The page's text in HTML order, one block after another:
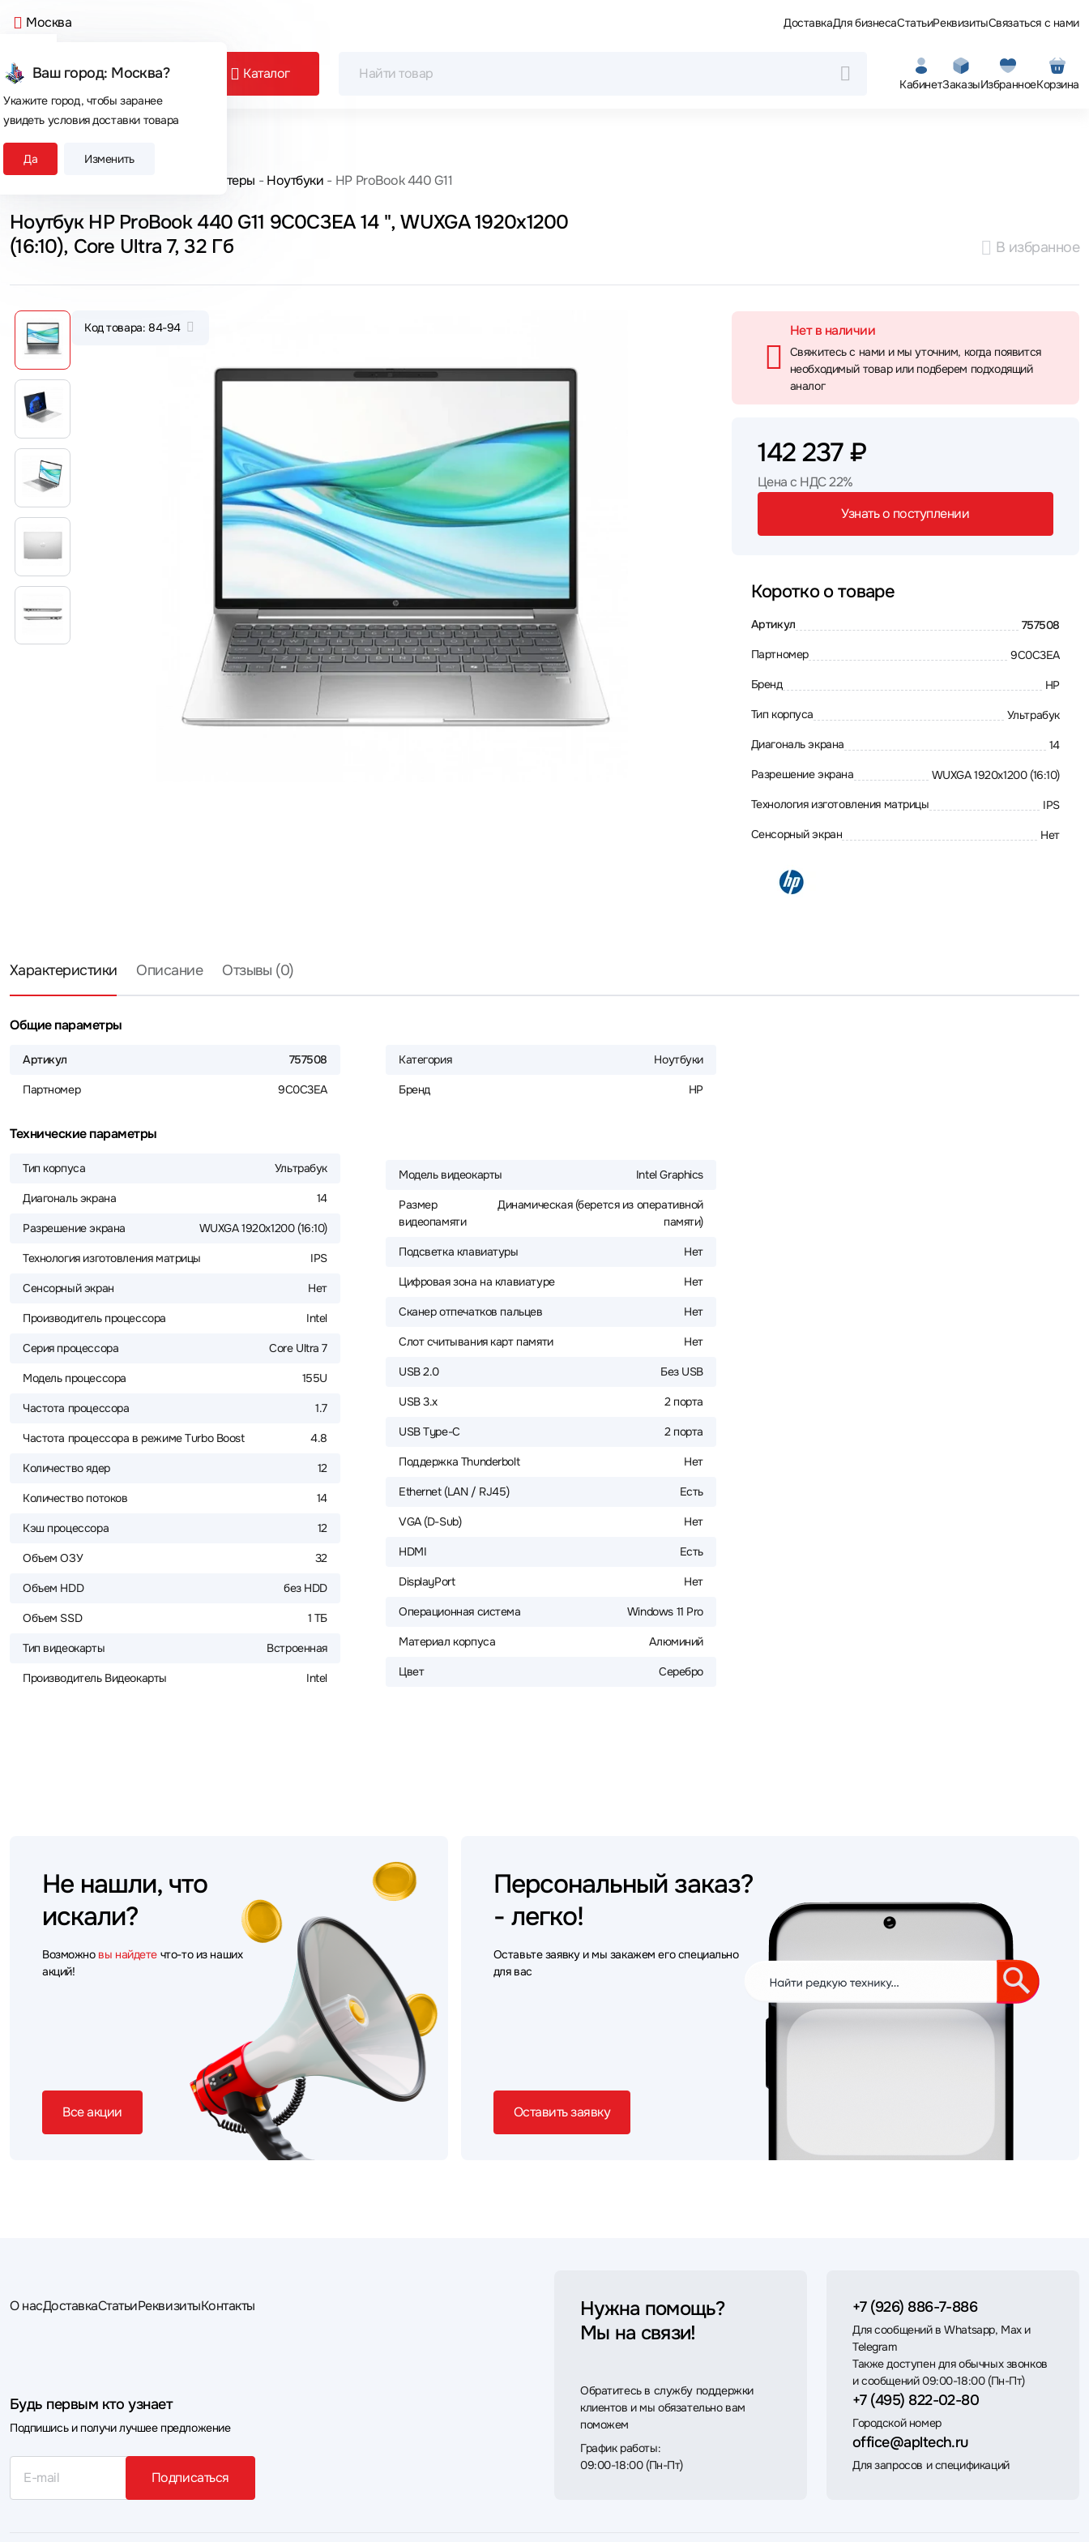
Москва
Ваш город: Москва?
Укажите город, чтобы заранее
увидеть условия доставки товара
Да Изменить
ДоставкаДля бизнесаСтатьиРеквизитыСвязаться с нами
Каталог
КабинетЗаказыИзбранноеКорзина
Сегодня покупают
Главная Компьютеры Ноутбуки HP ProBook 440 G11
Ноутбук HP ProBook 440 G11 9C0C3EA 14 ", WUXGA 1920x1200
(16:10), Core Ultra 7, 32 Гб
В избранное
Код товара: 84-94 Нет в наличии
Свяжитесь с нами и мы уточним, когда появится
необходимый товар или подберем подходящий
аналог
142 237 ₽
Цена с НДС 22%
Узнать о поступлении
Коротко о товаре
Артикул 757508
Партномер 9C0C3EA
Бренд HP
Тип корпуса Ультрабук
Диагональ экрана 14
Разрешение экрана WUXGA 1920x1200 (16:10)
Технология изготовления матрицы IPS
Сенсорный экран Нет
Характеристики Описание Отзывы (0)
Общие параметры
Артикул 757508
Партномер 9C0C3EA
Категория Ноутбуки
Бренд HP
Технические параметры
Тип корпуса Ультрабук
Диагональ экрана 14
Разрешение экрана WUXGA 1920x1200 (16:10)
Технология изготовления матрицы IPS
Сенсорный экран Нет
Производитель процессора Intel
Серия процессора Core Ultra 7
Модель процессора 155U
Частота процессора 1.7
Частота процессора в режиме Turbo Boost 4.8
Количество ядер 12
Количество потоков 14
Кэш процессора 12
Объем ОЗУ 32
Объем HDD без HDD
Объем SSD 1 ТБ
Тип видеокарты Встроенная
Производитель Видеокарты Intel
Модель видеокарты Intel Graphics
Размер
видеопамяти
Динамическая (берется из оперативной
памяти)
Подсветка клавиатуры Нет
Цифровая зона на клавиатуре Нет
Сканер отпечатков пальцев Нет
Слот считывания карт памяти Нет
USB 2.0 Без USB
USB 3.x 2 порта
USB Type-C 2 порта
Поддержка Thunderbolt Нет
Ethernet (LAN / RJ45) Есть
VGA (D-Sub) Нет
HDMI Есть
DisplayPort Нет
Операционная система Windows 11 Pro
Материал корпуса Алюминий
Цвет Серебро
Не нашли, что
искали?
Возможно вы найдете что-то из наших
акций!
Все акции
Персональный заказ?
- легко!
Оставьте заявку и мы закажем его специально
для вас
Оставить заявку
О насДоставкаСтатьиРеквизитыКонтакты
Будь первым кто узнает
Подпишись и получи лучшее предложение
Подписаться
Нужна помощь?
Мы на связи!
Обратитесь в службу поддержки
клиентов и мы обязательно вам
поможем
График работы:
09:00-18:00 (Пн-Пт)
+7 (926) 886-7-886
Для сообщений в Whatsapp, Max и
Telegram
Также доступен для обычных звонков
и сообщений 09:00-18:00 (Пн-Пт)
+7 (495) 822-02-80
Городской номер
office@apltech.ru
Для запросов и спецификаций